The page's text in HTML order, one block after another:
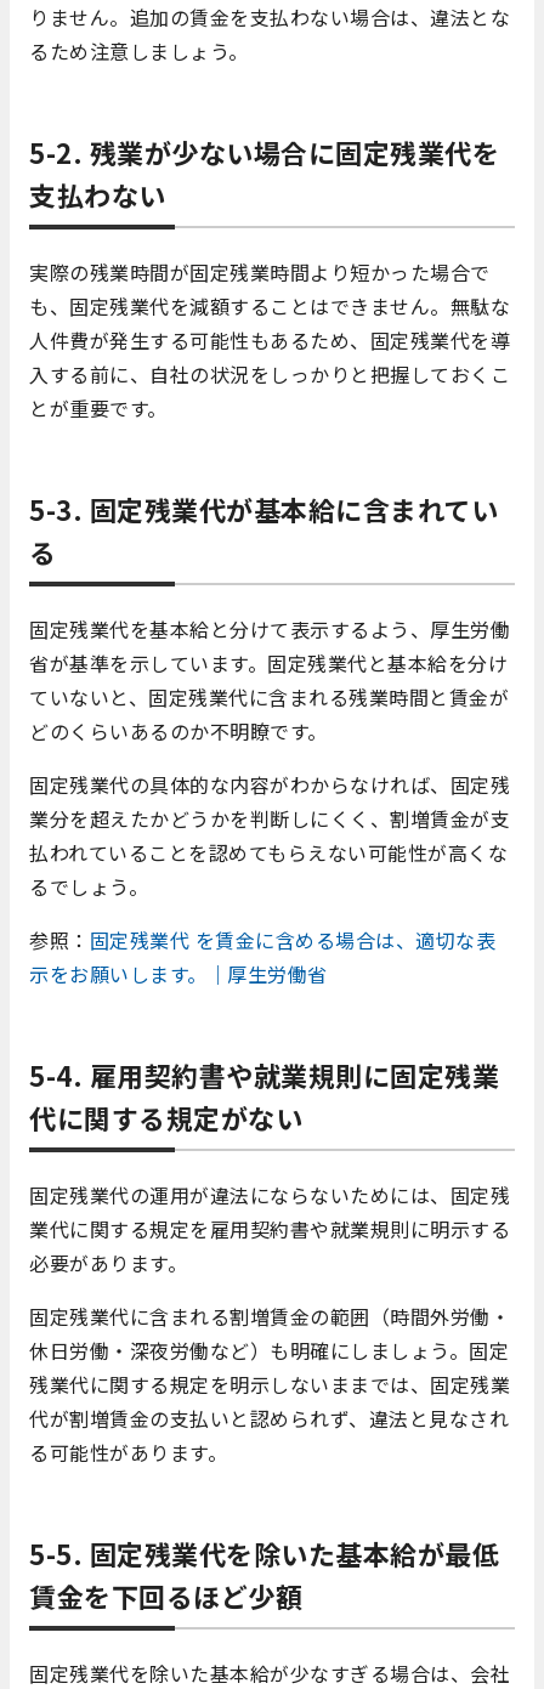
りません。追加の賃金を支払わない場合は、違法とな
るため注意しましょう。
5-2. 残業が少ない場合に固定残業代を
支払わない
実際の残業時間が固定残業時間より短かった場合で
も、固定残業代を減額することはできません。無駄な
人件費が発生する可能性もあるため、固定残業代を導
入する前に、自社の状況をしっかりと把握しておくこ
とが重要です。
5-3. 固定残業代が基本給に含まれてい
る
固定残業代を基本給と分けて表示するよう、厚生労働
省が基準を示しています。固定残業代と基本給を分け
ていないと、固定残業代に含まれる残業時間と賃金が
どのくらいあるのか不明瞭です。
固定残業代の具体的な内容がわからなければ、固定残
業分を超えたかどうかを判断しにくく、割増賃金が支
払われていることを認めてもらえない可能性が高くな
るでしょう。
参照： 固定残業代 を賃金に含める場合は、適切な表
示をお願いします。｜厚生労働省
5-4. 雇用契約書や就業規則に固定残業
代に関する規定がない
固定残業代の運用が違法にならないためには、固定残
業代に関する規定を雇用契約書や就業規則に明示する
必要があります。
固定残業代に含まれる割増賃金の範囲（時間外労働・
休日労働・深夜労働など）も明確にしましょう。固定
残業代に関する規定を明示しないままでは、固定残業
代が割増賃金の支払いと認められず、違法と見なされ
る可能性があります。
5-5. 固定残業代を除いた基本給が最低
賃金を下回るほど少額
固定残業代を除いた基本給が少なすぎる場合は、会社